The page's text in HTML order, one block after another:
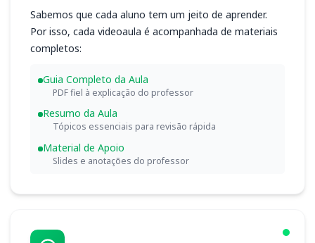
Sabemos que cada aluno tem um jeito de aprender.
Por isso, cada videoaula é acompanhada de materiais
completos:
Guia Completo da Aula
PDF fiel à explicação do professor
Resumo da Aula
Tópicos essenciais para revisão rápida
Material de Apoio
Slides e anotações do professor